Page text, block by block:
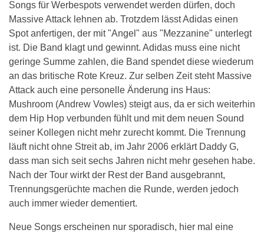
Songs für Werbespots verwendet werden dürfen, doch
Massive Attack lehnen ab. Trotzdem lässt Adidas einen
Spot anfertigen, der mit "Angel" aus "Mezzanine" unterlegt
ist. Die Band klagt und gewinnt. Adidas muss eine nicht
geringe Summe zahlen, die Band spendet diese wiederum
an das britische Rote Kreuz. Zur selben Zeit steht Massive
Attack auch eine personelle Änderung ins Haus:
Mushroom (Andrew Vowles) steigt aus, da er sich weiterhin
dem Hip Hop verbunden fühlt und mit dem neuen Sound
seiner Kollegen nicht mehr zurecht kommt. Die Trennung
läuft nicht ohne Streit ab, im Jahr 2006 erklärt Daddy G,
dass man sich seit sechs Jahren nicht mehr gesehen habe.
Nach der Tour wirkt der Rest der Band ausgebrannt,
Trennungsgerüchte machen die Runde, werden jedoch
auch immer wieder dementiert.
Neue Songs erscheinen nur sporadisch, hier mal eine